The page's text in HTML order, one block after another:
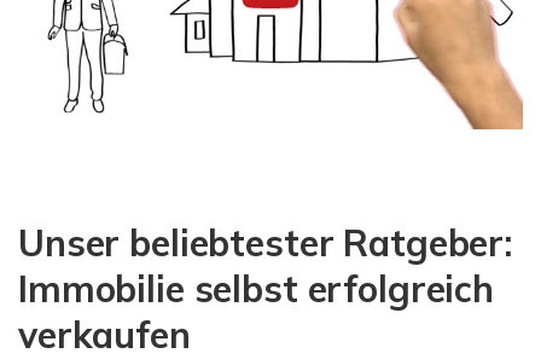
Unser beliebtester Ratgeber:
Immobilie selbst erfolgreich
verkaufen